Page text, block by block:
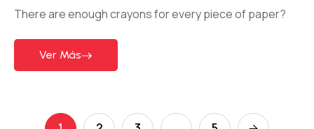
There are enough crayons for every piece of paper?
Ver Más